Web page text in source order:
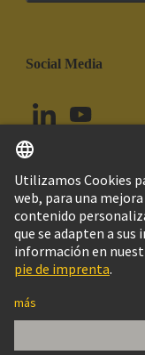
Social Media
Perú
© Grupo Tecnológico
Imprint